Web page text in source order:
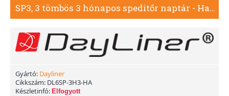
SP3, 3 tömbös 3 hónapos speditőr naptár - Hangulat fejrésszel
Gyártó: Dayliner
Cikkszám: DL6SP-3H3-HA
Készletinfó: Elfogyott